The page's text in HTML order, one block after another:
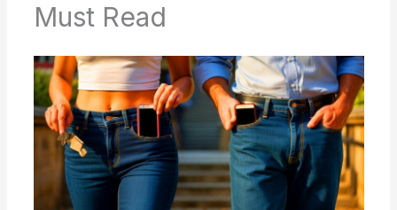
Must Read